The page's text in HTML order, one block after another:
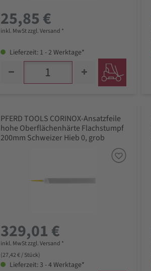
25,85 €
inkl. MwSt zzgl. Versand *
Lieferzeit: 1 - 2 Werktage*
PFERD TOOLS CORINOX-Ansatzfeile
hohe Oberflächenhärte Flachstumpf
200mm Schweizer Hieb 0, grob
329,01 €
inkl. MwSt zzgl. Versand *
(27,42 € / Stück)
Lieferzeit: 3 - 4 Werktage*